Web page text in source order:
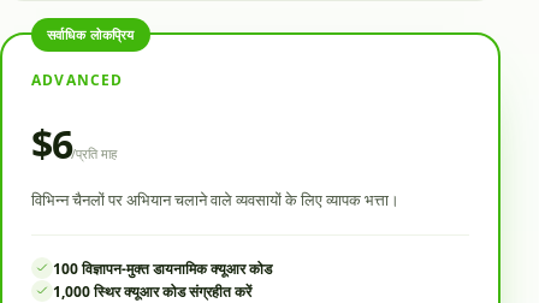
सर्वाधिक लोकप्रिय
ADVANCED
$6/प्रति माह
विभिन्न चैनलों पर अभियान चलाने वाले व्यवसायों के लिए व्यापक भत्ता।
100 विज्ञापन-मुक्त डायनामिक क्यूआर कोड
1,000 स्थिर क्यूआर कोड संग्रहीत करें